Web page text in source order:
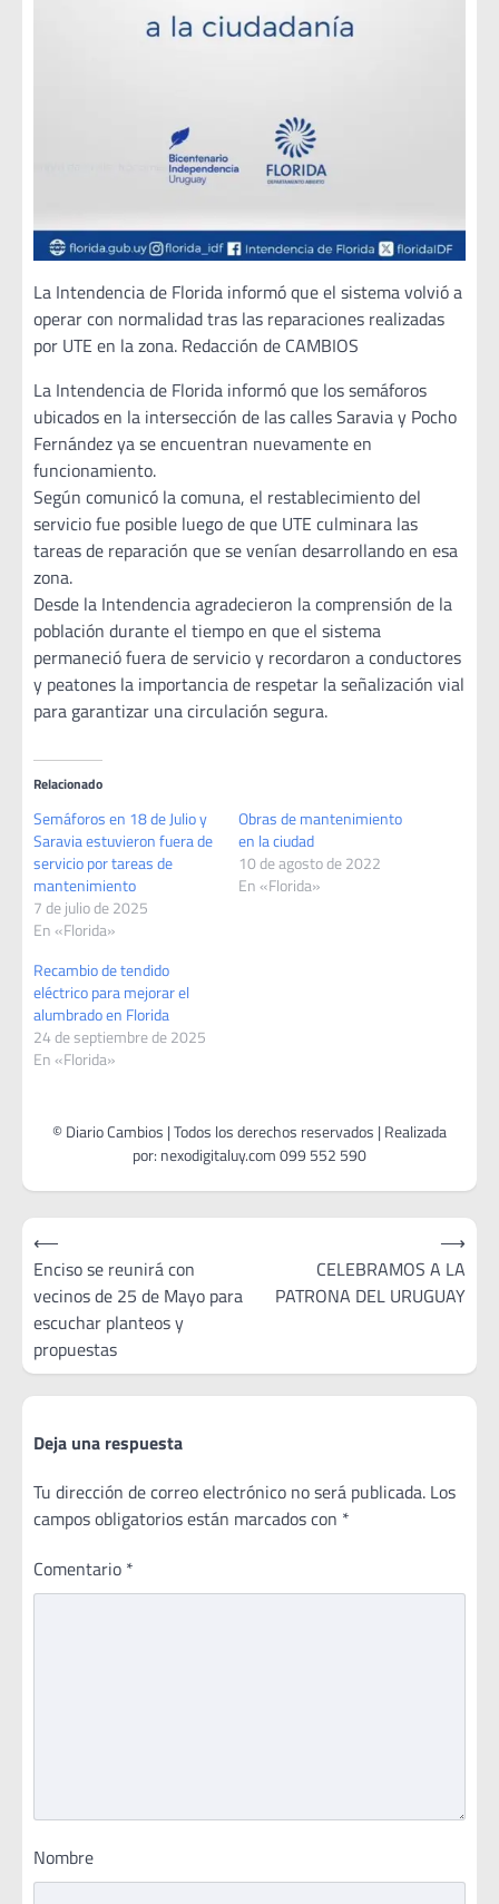
La Intendencia de Florida informó que el sistema volvió a
operar con normalidad tras las reparaciones realizadas
por UTE en la zona. Redacción de CAMBIOS
La Intendencia de Florida informó que los semáforos
ubicados en la intersección de las calles Saravia y Pocho
Fernández ya se encuentran nuevamente en
funcionamiento.
Según comunicó la comuna, el restablecimiento del
servicio fue posible luego de que UTE culminara las
tareas de reparación que se venían desarrollando en esa
zona.
Desde la Intendencia agradecieron la comprensión de la
población durante el tiempo en que el sistema
permaneció fuera de servicio y recordaron a conductores
y peatones la importancia de respetar la señalización vial
para garantizar una circulación segura.
Relacionado
Semáforos en 18 de Julio y
Saravia estuvieron fuera de
servicio por tareas de
mantenimiento
7 de julio de 2025
En «Florida»
Obras de mantenimiento
en la ciudad
10 de agosto de 2022
En «Florida»
Recambio de tendido
eléctrico para mejorar el
alumbrado en Florida
24 de septiembre de 2025
En «Florida»
Navegación
de
entradas
⟵
Enciso se reunirá con
vecinos de 25 de Mayo para
escuchar planteos y
propuestas
CELEBRAMOS A LA
PATRONA DEL URUGUAY
⟶
Deja una respuesta
Tu dirección de correo electrónico no será publicada. Los
campos obligatorios están marcados con *
Comentario *
Nombre